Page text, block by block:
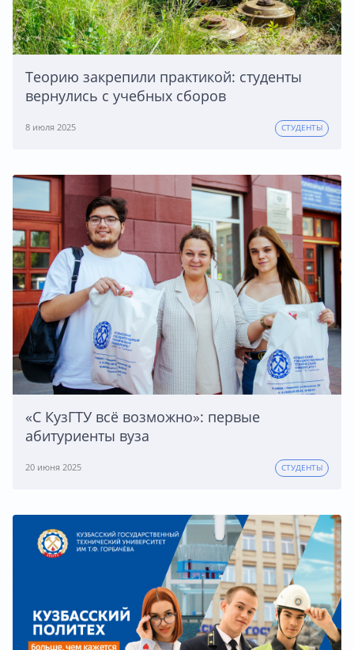
Теорию закрепили практикой: студенты
вернулись с учебных сборов
8 июля 2025 СТУДЕНТЫ
«С КузГТУ всё возможно»: первые
абитуриенты вуза
20 июня 2025 СТУДЕНТЫ